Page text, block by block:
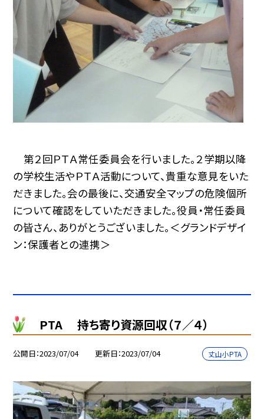
第２回ＰＴＡ常任委員会を行いました。２学期以降
の学校生活やＰＴＡ活動について、貴重な意見をいた
だきました。会の最後に、交通安全マップの危険個所
について確認をしていただきました。役員・常任委員
の皆さん、ありがとうございました。＜グランドデザイ
ン：保護者との連携＞
PTA 持ち寄り資源回収（７／４）
公開日 2023/07/04 更新日 2023/07/04 丈山小PTA